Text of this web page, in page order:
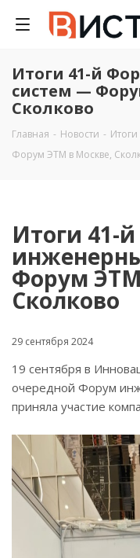
Итоги 41-й
систем —
Сколково
Главная - Новости -
Форум ЭТМ в Москве,
Итоги 41-
Форум
Сколково
29 сентября 2024
19 сентября в
очередной Форум
приняла участие